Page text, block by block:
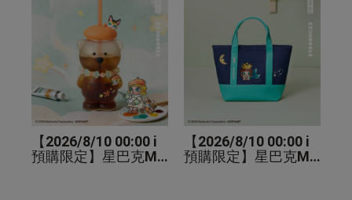
【2026/8/10 00:00 i
預購限定】星巴克MO
【2026/8/10 00:00 i
預購限定】星巴克MO